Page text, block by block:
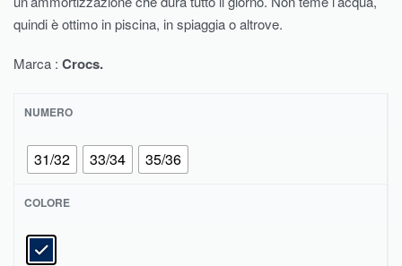
quindi è ottimo in piscina, in spiaggia o altrove.
Marca : Crocs.
NUMERO
31/32 33/34 35/36
COLORE